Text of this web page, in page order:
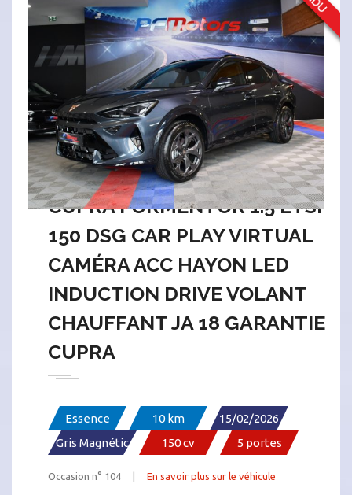
CUPRA FORMENTOR 1.5 ETSI
150 DSG CAR PLAY VIRTUAL
CAMÉRA ACC HAYON LED
INDUCTION DRIVE VOLANT
CHAUFFANT JA 18 GARANTIE
CUPRA
Essence 10 km
15/02/2026
Gris Magnétic
150 cv 5 portes
Occasion n° 104 | En savoir plus sur le véhicule